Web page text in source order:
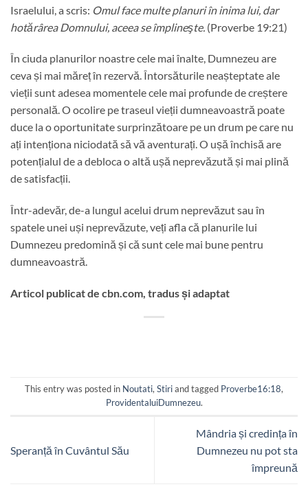
Israelului, a scris: Omul face multe planuri în inima lui, dar
hotărârea Domnului, aceea se împlineşte. (Proverbe 19:21)
În ciuda planurilor noastre cele mai înalte, Dumnezeu are
ceva și mai măreț în rezervă. Întorsăturile neașteptate ale
vieții sunt adesea momentele cele mai profunde de creștere
personală. O ocolire pe traseul vieții dumneavoastră poate
duce la o oportunitate surprinzătoare pe un drum pe care nu
ați intenționa niciodată să vă aventurați. O ușă închisă are
potențialul de a debloca o altă ușă neprevăzută și mai plină
de satisfacții.
Într-adevăr, de-a lungul acelui drum neprevăzut sau în
spatele unei uși neprevăzute, veți afla că planurile lui
Dumnezeu predomină și că sunt cele mai bune pentru
dumneavoastră.
Articol publicat de cbn.com, tradus și adaptat
This entry was posted in Noutati,Stiriand tagged Proverbe16:18,
ProvidentaluiDumnezeu.
Speranță în Cuvântul Său
Mândria și credința în
Dumnezeu nu pot sta
împreună